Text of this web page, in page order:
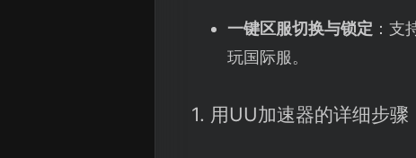
一键区服切换与锁定 ：支
玩国际服。
1. 用UU加速器的详细步骤